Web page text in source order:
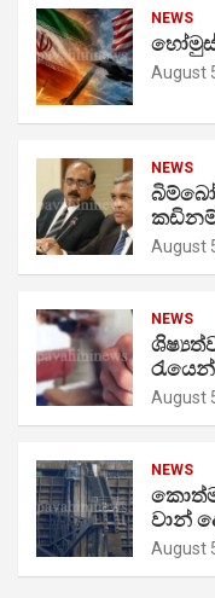
NEWS
August
NEWS
August
NEWS
August
NEWS
වාන්
August